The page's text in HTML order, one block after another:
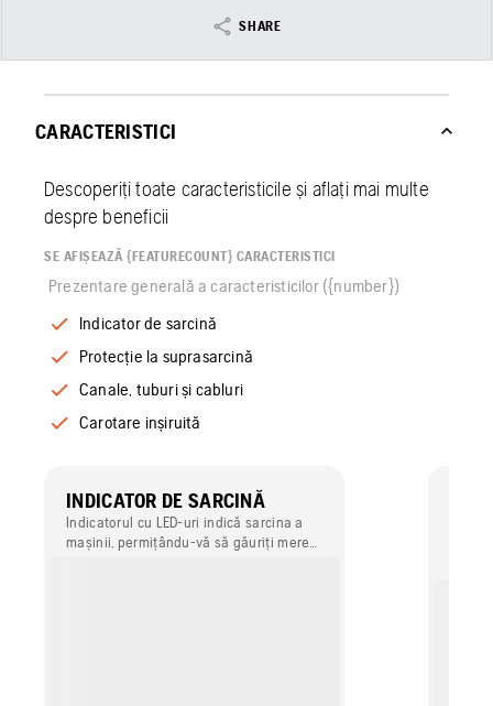
SHARE
CARACTERISTICI
Descoperiți toate caracteristicile și aflați mai multe
despre beneficii
SE AFIȘEAZĂ {FEATURECOUNT} CARACTERISTICI
Prezentare generală a caracteristicilor ({number})
Indicator de sarcină
Protecție la suprasarcină
Canale, tuburi și cabluri
Carotare inșiruită
INDICATOR DE SARCINĂ
Indicatorul cu LED-uri indică sarcina a
mașinii, permițându-vă să găuriți mereu